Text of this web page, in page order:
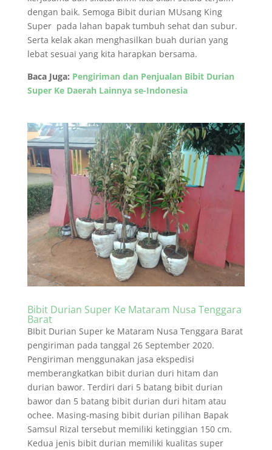
dengan baik. Semoga Bibit durian MUsang King
Super pada lahan bapak tumbuh sehat dan subur.
Serta kelak akan menghasilkan buah durian yang
lebat sesuai yang kita harapkan bersama.
Baca Juga: Pengiriman dan Penjualan Bibit Durian
Super Ke Daerah Lainnya se-Indonesia
Bibit Durian Super Ke Mataram Nusa Tenggara
Barat
BIbit Durian Super ke Mataram Nusa Tenggara Barat
pengiriman pada tanggal 26 September 2020.
Pengiriman menggunakan jasa ekspedisi
memberangkatkan bibit durian duri hitam dan
durian bawor. Terdiri dari 5 batang bibit durian
bawor dan 5 batang bibit durian duri hitam atau
ochee. Masing-masing bibit durian pilihan Bapak
Samsul Rizal tersebut memiliki ketinggian 150 cm.
Kedua jenis bibit durian memiliki kualitas super